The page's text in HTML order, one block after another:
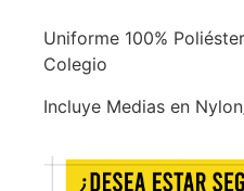
Uniforme 100%
Colegio
Incluye Medias en